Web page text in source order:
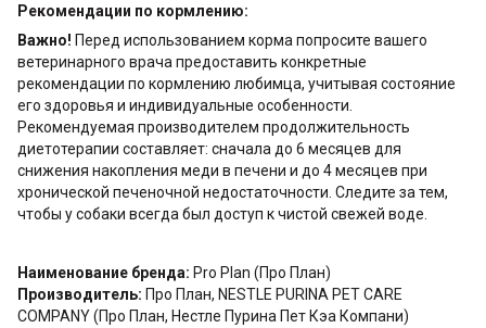
Рекомендации по кормлению:
Важно! Перед использованием корма попросите вашего
ветеринарного врача предоставить конкретные
рекомендации по кормлению любимца, учитывая состояние
его здоровья и индивидуальные особенности.
Рекомендуемая производителем продолжительность
диетотерапии составляет: сначала до 6 месяцев для
снижения накопления меди в печени и до 4 месяцев при
хронической печеночной недостаточности. Следите за тем,
чтобы у собаки всегда был доступ к чистой свежей воде.
Наименование бренда: Pro Plan (Про План)
Производитель: Про План, NESTLE PURINA PET CARE
COMPANY (Про План, Нестле Пурина Пет Кэа Компани)